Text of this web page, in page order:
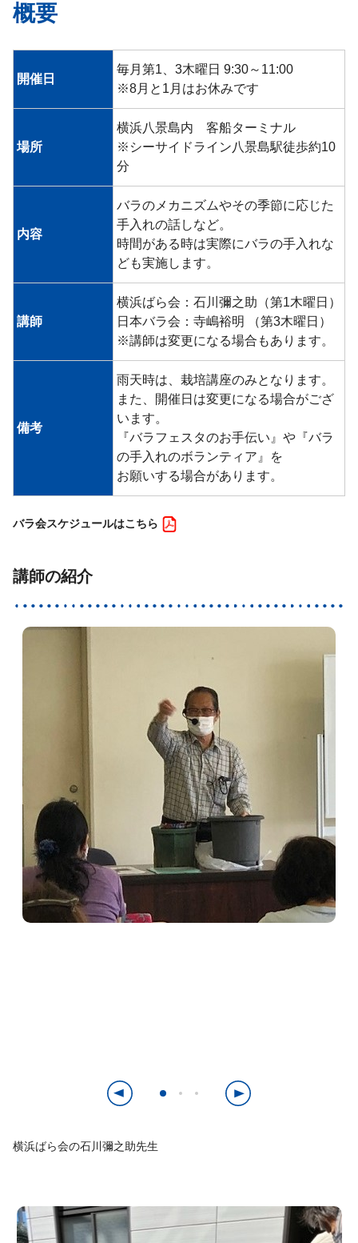
概要
開催日
毎月第1、3木曜日 9:30～11:00
※8月と1月はお休みです
場所
横浜八景島内 客船ターミナル
※シーサイドライン八景島駅徒歩約10
分
内容
バラのメカニズムやその季節に応じた
手入れの話しなど。
時間がある時は実際にバラの手入れな
ども実施します。
講師
横浜ばら会：石川彌之助（第1木曜日）
日本バラ会：寺嶋裕明 （第3木曜日）
※講師は変更になる場合もあります。
備考
雨天時は、栽培講座のみとなります。
また、開催日は変更になる場合がござ
います。
『バラフェスタのお手伝い』や『バラ
の手入れのボランティア』を
お願いする場合があります。
バラ会スケジュールはこちら
講師の紹介
横浜ばら会の石川彌之助先生